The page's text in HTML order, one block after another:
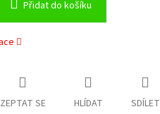
Přidat do košíku
ZEPTAT SE HLÍDAT SDÍLET